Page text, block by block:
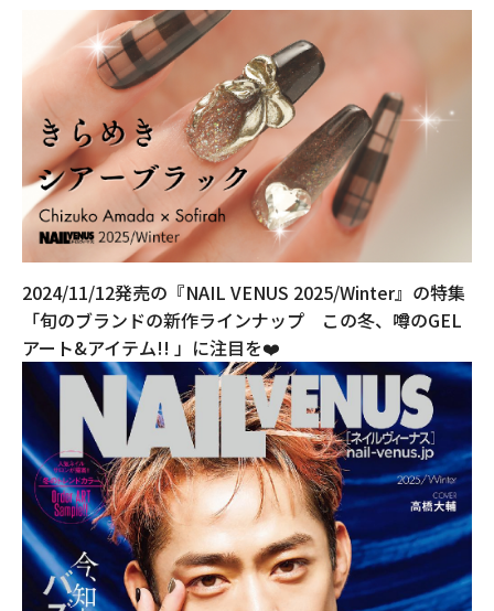
2024/11/12発売の『NAIL VENUS 2025/Winter』の特集
「旬のブランドの新作ラインナップ この冬、噂のGEL
アート&アイテム!! 」に注目を❤️